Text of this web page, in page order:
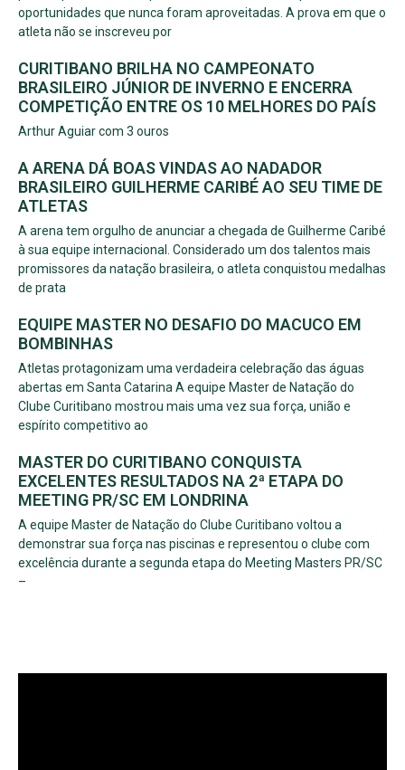
oportunidades que nunca foram aproveitadas. A prova em que o
atleta não se inscreveu por
CURITIBANO BRILHA NO CAMPEONATO
BRASILEIRO JÚNIOR DE INVERNO E ENCERRA
COMPETIÇÃO ENTRE OS 10 MELHORES DO PAÍS
Arthur Aguiar com 3 ouros
A ARENA DÁ BOAS VINDAS AO NADADOR
BRASILEIRO GUILHERME CARIBÉ AO SEU TIME DE
ATLETAS
A arena tem orgulho de anunciar a chegada de Guilherme Caribé
à sua equipe internacional. Considerado um dos talentos mais
promissores da natação brasileira, o atleta conquistou medalhas
de prata
EQUIPE MASTER NO DESAFIO DO MACUCO EM
BOMBINHAS
Atletas protagonizam uma verdadeira celebração das águas
abertas em Santa Catarina A equipe Master de Natação do
Clube Curitibano mostrou mais uma vez sua força, união e
espírito competitivo ao
MASTER DO CURITIBANO CONQUISTA
EXCELENTES RESULTADOS NA 2ª ETAPA DO
MEETING PR/SC EM LONDRINA
A equipe Master de Natação do Clube Curitibano voltou a
demonstrar sua força nas piscinas e representou o clube com
excelência durante a segunda etapa do Meeting Masters PR/SC
–